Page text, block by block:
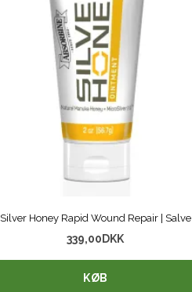
Silver Honey Rapid Wound Repair | Salve
339,00 DKK
KØB
KØB